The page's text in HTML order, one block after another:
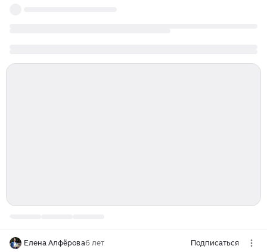
Елена Алфёрова6 лет Подписаться